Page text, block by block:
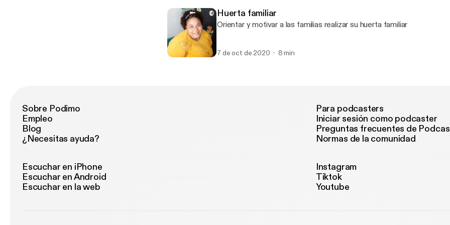
Huerta familiar
Orientar y motivar a las familias realizar su huerta familiar
7 de oct de 2020 8 min
Sobre Podimo
Empleo
Blog
¿Necesitas ayuda?
Para podcasters
Iniciar sesión como podcaster
Preguntas frecuentes de
Normas de la comunidad
Escuchar en iPhone
Escuchar en Android
Escuchar en la web
Instagram
Tiktok
Youtube